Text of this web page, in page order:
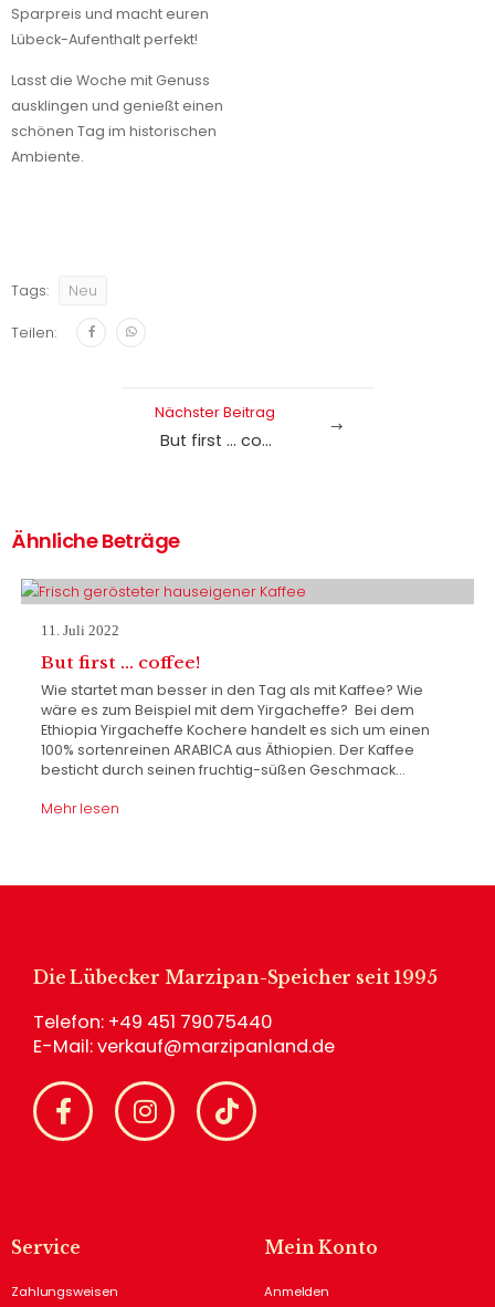
Sparpreis und macht euren
Lübeck-Aufenthalt perfekt!
Lasst die Woche mit Genuss
ausklingen und genießt einen
schönen Tag im historischen
Ambiente.
Tags: Neu
Teilen:
Nächster Beitrag
But first … coffee!
Ähnliche Beträge
11. Juli 2022
But first … coffee!
Wie startet man besser in den Tag als mit Kaffee? Wie
wäre es zum Beispiel mit dem Yirgacheffe? Bei dem
Ethiopia Yirgacheffe Kochere handelt es sich um einen
100% sortenreinen ARABICA aus Äthiopien. Der Kaffee
besticht durch seinen fruchtig-süßen Geschmack…
Mehr lesen
Die Lübecker Marzipan-Speicher seit 1995
Telefon: +49 451 79075440
E-Mail:verkauf@marzipanland.de
Service
Zahlungsweisen
Mein Konto
Anmelden